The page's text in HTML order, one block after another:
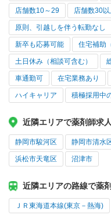
店舗数10～29 店舗数30
原則、引越しを伴う転勤なし
新卒も応募可能 住宅補助
土日休み（相談可含む）
車通勤可 在宅業務あり
ハイキャリア 積極採用中
近隣エリアで薬剤師求
静岡市駿河区 静岡市清水
浜松市天竜区 沼津市
近隣エリアの路線で薬
ＪＲ東海道本線(東京－熱海)